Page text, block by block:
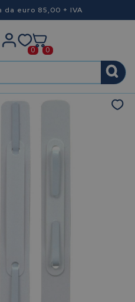
euro 85,00 + IVA
0 0